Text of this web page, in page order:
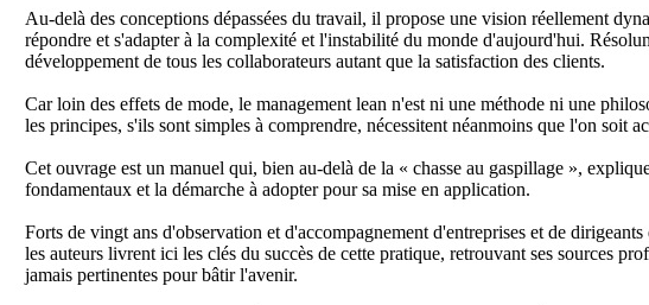
Au-delà des conceptions dépassées du travail, il propose une vision réellement
répondre et s'adapter à la complexité et l'instabilité du monde d'aujourd'hui.
développement de tous les collaborateurs autant que la satisfaction des clients.
Car loin des effets de mode, le management lean n'est ni une méthode ni une
les principes, s'ils sont simples à comprendre, nécessitent néanmoins que l'on soit
Cet ouvrage est un manuel qui, bien au-delà de la « chasse au gaspillage »,
fondamentaux et la démarche à adopter pour sa mise en application.
Forts de vingt ans d'observation et d'accompagnement d'entreprises et de
les auteurs livrent ici les clés du succès de cette pratique, retrouvant ses sources
jamais pertinentes pour bâtir l'avenir.